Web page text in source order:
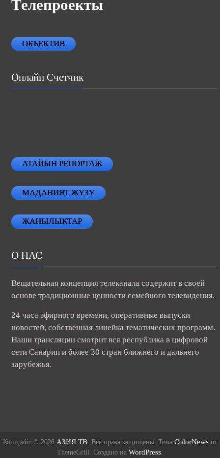
Телепроекты
ОБЪЕКТИВ
Онлайн Счетчик
АТАЙЫН РЕПОРТАЖ
МАДАНИЯТ ЖҮЗҮ
ЖАНЫЛЫКТАР
О НАС
Вещательная концепция телеканала содержит в своей
основе традиционные ценности семейного телевидения.
24 часа эфирного времени, оперативные выпуски
новостей, собственная линейка тематических программ.
Наши трансляции смотрит вся республика в цифровой
сети Санарип и более 30 стран ближнего и дальнего
зарубежья.
Копирайт © 2026 АЗИЯ ТВ . Все права защищены. Тема ColorNews от
ThemeGrill. Создано на WordPress